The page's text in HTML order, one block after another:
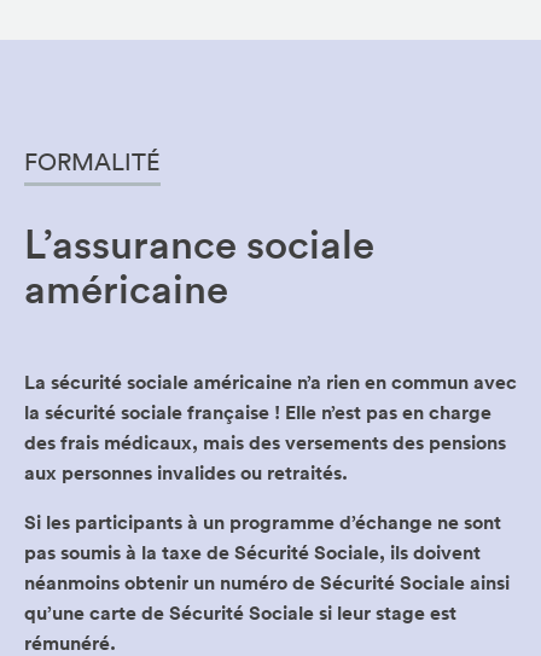
FORMALITÉ
L’assurance sociale
américaine
La sécurité sociale américaine n’a rien en commun avec
la sécurité sociale française ! Elle n’est pas en charge
des frais médicaux, mais des versements des pensions
aux personnes invalides ou retraités.
Si les participants à un programme d’échange ne sont
pas soumis à la taxe de Sécurité Sociale, ils doivent
néanmoins obtenir un numéro de Sécurité Sociale ainsi
qu’une carte de Sécurité Sociale si leur stage est
rémunéré.